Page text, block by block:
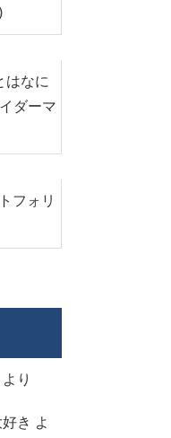
はなに
ダーマ
フォリ
より
き よ